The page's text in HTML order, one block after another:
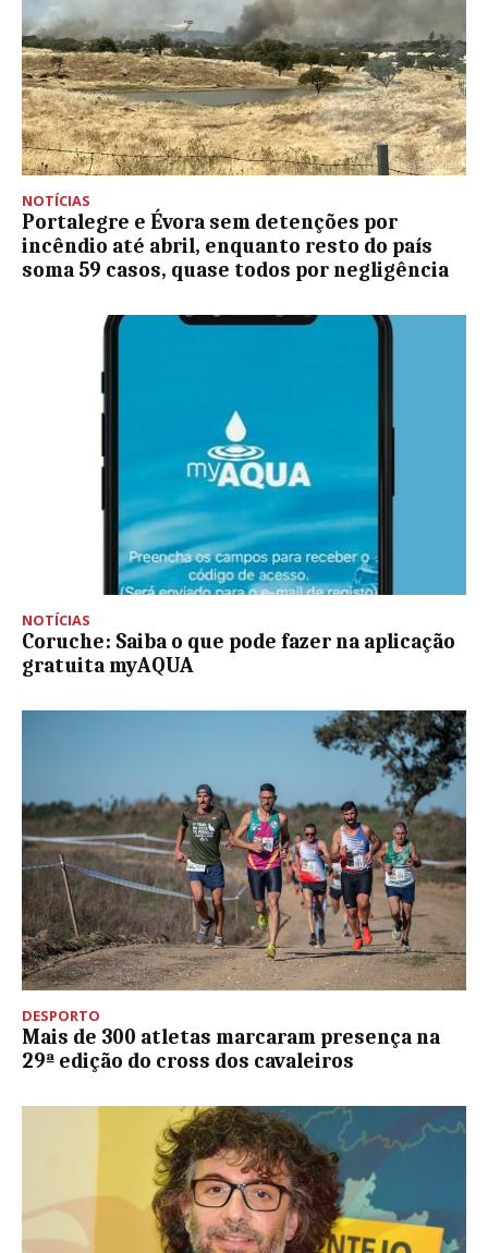
NOTÍCIAS
Portalegre e Évora sem detenções por
incêndio até abril, enquanto resto do país
soma 59 casos, quase todos por negligência
NOTÍCIAS
Coruche: Saiba o que pode fazer na aplicação
gratuita myAQUA
DESPORTO
Mais de 300 atletas marcaram presença na
29ª edição do cross dos cavaleiros